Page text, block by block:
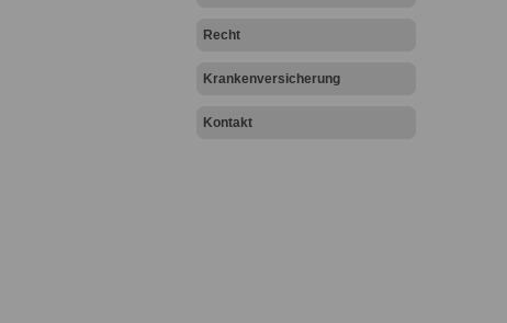
Recht
Krankenversicherung
Kontakt